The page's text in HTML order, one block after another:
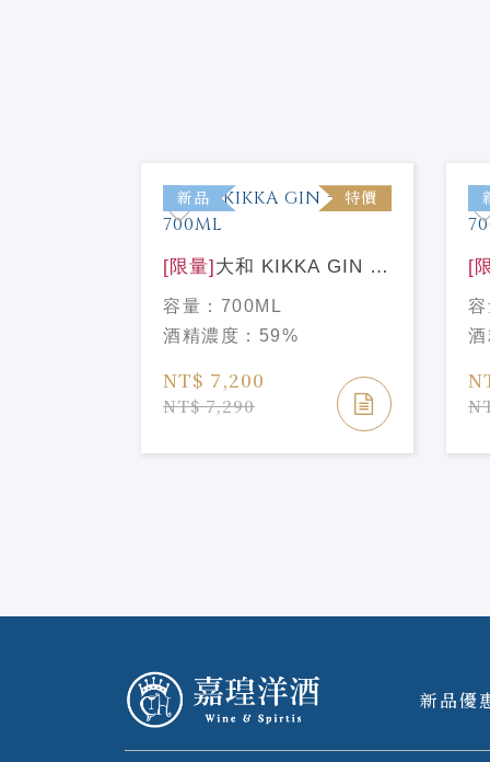
新品 特價
[限量] 大和 KIKKA GIN 一
閃 700ML
容量： 700ML
酒精濃度： 59%
NT$ 7,200
NT$ 7,290
[
新品優